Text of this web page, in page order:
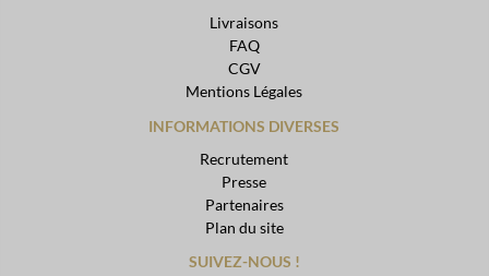
Livraisons
FAQ
CGV
Mentions Légales
INFORMATIONS DIVERSES
Recrutement
Presse
Partenaires
Plan du site
SUIVEZ-NOUS !